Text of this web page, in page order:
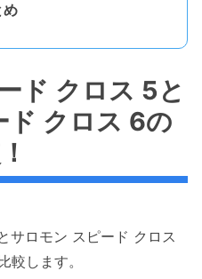
め
ド クロス 5と
ド クロス 6の
サロモン スピード クロス
較します。